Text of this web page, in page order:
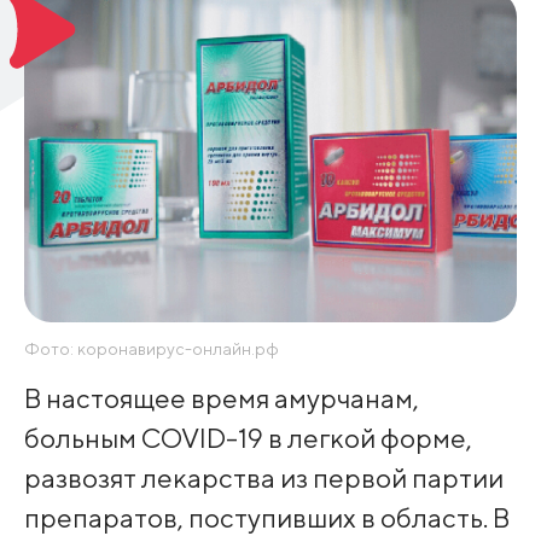
Фото: коронавирус-онлайн.рф
В настоящее время амурчанам,
больным COVID-19 в легкой форме,
развозят лекарства из первой партии
препаратов, поступивших в область. В